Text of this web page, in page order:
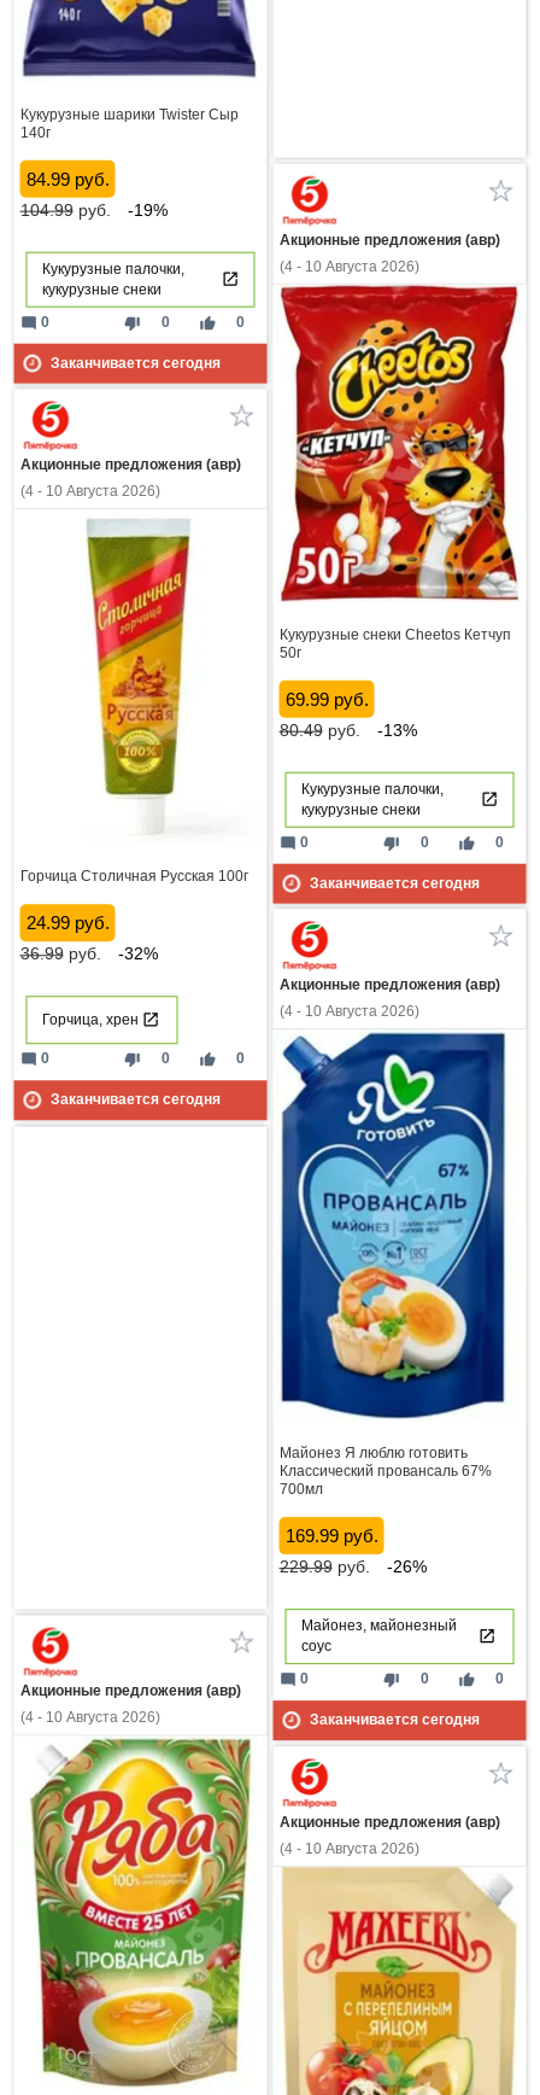
Кукурузные шарики Twister Сыр
140г
84.99 руб.
104.99руб. -19%
Кукурузные палочки,
кукурузные снеки
thumb_down 0 thumb_up 0
mode_comment 0
Заканчивается сегодня
Акционные предложения (авр)
(4 - 10 Августа 2026)
Кукурузные снеки Cheetos Кетчуп
50г
69.99 руб.
80.49руб. -13%
Кукурузные палочки,
кукурузные снеки
thumb_down 0 thumb_up 0
mode_comment 0
Заканчивается сегодня
Акционные предложения (авр)
(4 - 10 Августа 2026)
Горчица Столичная Русская 100г
24.99 руб.
36.99руб. -32%
Горчица, хрен
thumb_down 0 thumb_up 0
mode_comment 0
Заканчивается сегодня
Акционные предложения (авр)
(4 - 10 Августа 2026)
Майонез Я люблю готовить
Классический провансаль 67%
700мл
169.99 руб.
229.99руб. -26%
Майонез, майонезный
соус
thumb_down 0 thumb_up 0
mode_comment 0
Заканчивается сегодня
Акционные предложения (авр)
(4 - 10 Августа 2026)
Акционные предложения (авр)
(4 - 10 Августа 2026)